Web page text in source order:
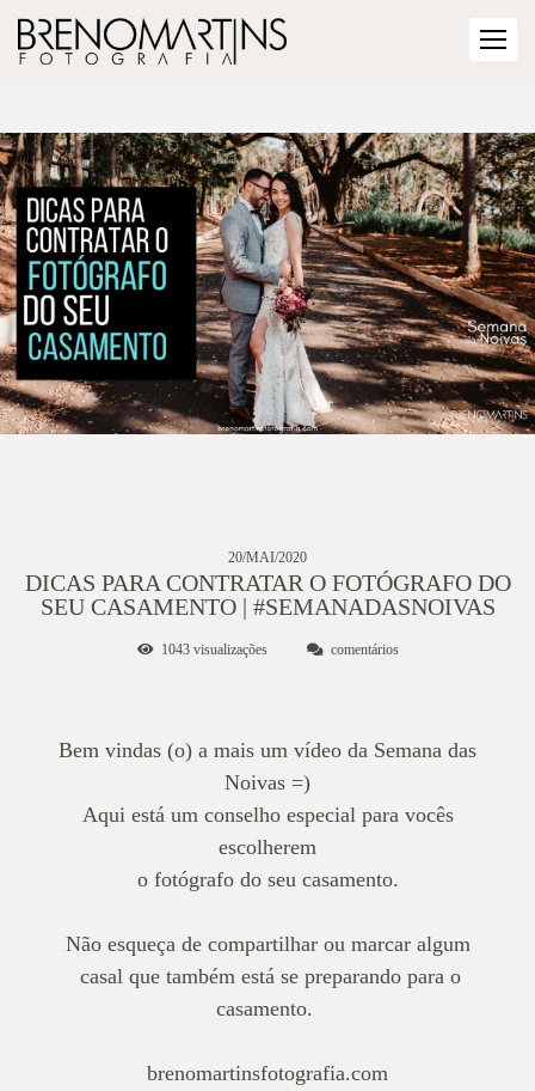
20/MAI/2020
DICAS PARA CONTRATAR O FOTÓGRAFO DO
SEU CASAMENTO | #SEMANADASNOIVAS
1043visualizações comentários
Bem vindas (o) a mais um vídeo da Semana das
Noivas =)
Aqui está um conselho especial para vocês
escolherem
o fotógrafo do seu casamento.
Não esqueça de compartilhar ou marcar algum
casal que também está se preparando para o
casamento.
brenomartinsfotografia.com